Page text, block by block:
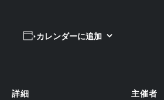
カレンダーに追加
詳細
主催者